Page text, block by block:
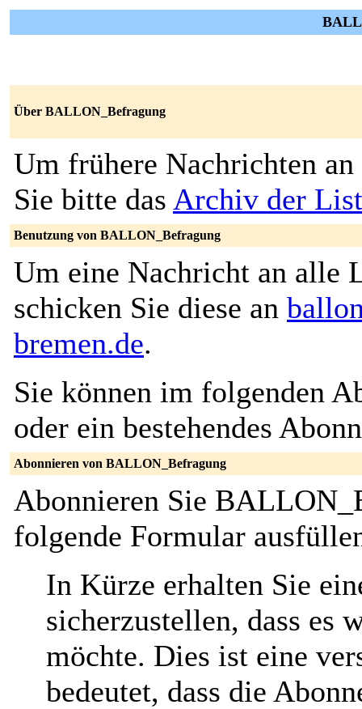
Über BALLON_Befragung
Um frühere Nachrichten an
Sie bitte das Archiv der
Benutzung von BALLON_Befragung
Um eine Nachricht an alle
schicken Sie diese an
bremen.de.
Sie können im folgenden
oder ein bestehendes
Abonnieren von BALLON_Befragung
Abonnieren Sie
folgende Formular
In Kürze erhalten Sie
sicherzustellen, dass es
möchte. Dies ist eine
bedeutet, dass die